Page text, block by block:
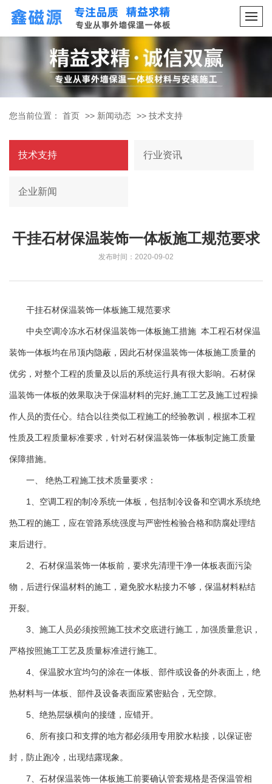
您当前位置： 首页 >> 新闻动态 >> 技术支持
技术支持 行业资讯
企业新闻
干挂石材保温装饰一体板施工规范要求
发布时间：2020-09-02
干挂石材保温装饰一体板施工规范要求
中央空调冷冻水石材保温装饰一体板施工措施 本工程石材保温
装饰一体板均在吊顶内隐蔽，因此石材保温装饰一体板施工质量的
优劣，对整个工程的质量及以后的系统运行具有很大影响。石材保
温装饰一体板的效果取决于保温材料的完好,施工工艺及施工过程操
作人员的责任心。结合以往类似工程施工的经验教训，根据本工程
性质及工程质量标准要求，针对石材保温装饰一体板制定施工质量
保障措施。
一、 绝热工程施工技术质量要求：
1、空调工程的制冷系统一体板，包括制冷设备和空调水系统绝
热工程的施工，应在管路系统强度与严密性检验合格和防腐处理结
束后进行。
2、石材保温装饰一体板前，要求先清理干净一体板表面污染
物，后进行保温材料的施工，避免胶水粘接力不够，保温材料粘结
开裂。
3、施工人员必须按照施工技术交底进行施工，加强质量意识，
严格按照施工工艺及质量标准进行施工。
4、保温胶水宜均匀的涂在一体板、部件或设备的外表面上，绝
热材料与一体板、部件及设备表面应紧密贴合，无空隙。
5、绝热层纵横向的接缝，应错开。
6、所有接口和支撑的地方都必须用专用胶水粘接，以保证密
封，防止跑冷，出现结露现象。
7、石材保温装饰一体板施工前要确认管套规格是否保温管相